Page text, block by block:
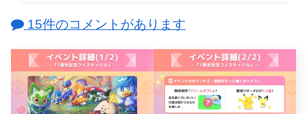
15件のコメントがあります